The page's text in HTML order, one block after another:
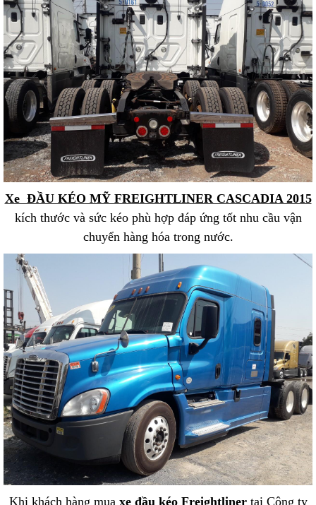
Xe ĐẦU KÉO MỸ FREIGHTLINER CASCADIA 2015
kích thước và sức kéo phù hợp đáp ứng tốt nhu cầu vận
chuyển hàng hóa trong nước.
Khi khách hàng mua xe đầu kéo Freightlinertại Công ty